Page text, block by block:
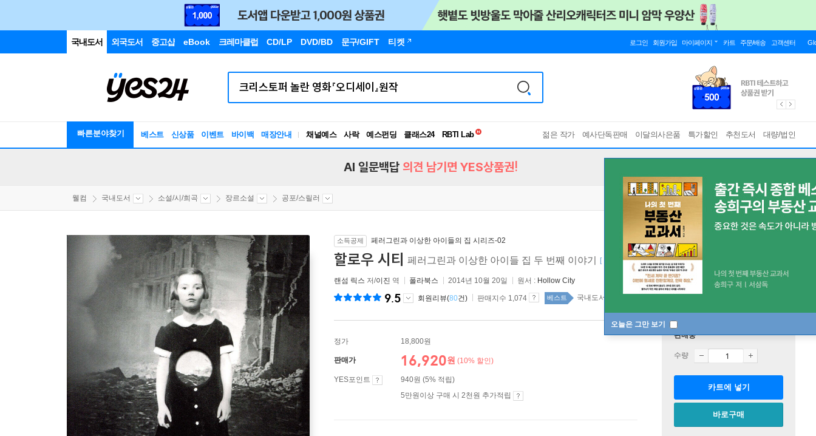
국내도서 외국도서 중고샵 eBook 크레마클럽 CD/LP DVD/BD 문구/GIFT 티켓 로그인 회원가입 마이페이지 카트 주문/배송 고객센터
빠른분야찾기 베스트 신상품 이벤트 바이백 매장안내 채널예스 사락 예스펀딩 클래스24
독서유형검사
젊은 작가 예사단독판매 이달의사은품 특가할인 추천도서 대량/법인
오늘은 그만 보기
AI 일문백답 의견 남기면 YES상품권!
웰컴 국내도서 소설/시/희곡 장르소설 공포/스릴러
소득공제 페러그린과 이상한 아이들의 집 시리즈-02
할로우 시티 페러그린과 이상한 아이들 집 두 번째 이야기 [ 팀 버튼 <미스 페레그린과 이상한 아이들의 집> 원작소설 ]
랜섬 릭스 저/이진 역 폴라북스 2014년 10월 20일 원서 : Hollow City
9.5 회원리뷰(80건) 판매지수 1,074 베스트 국내도서 top100 4주
정가 18,800원
판매가 16,920원 (10% 할인)
YES포인트
940원 (5% 적립)
5만원이상 구매 시 2천원 추가적립
판매중
수량
카트에 넣기
바로구매